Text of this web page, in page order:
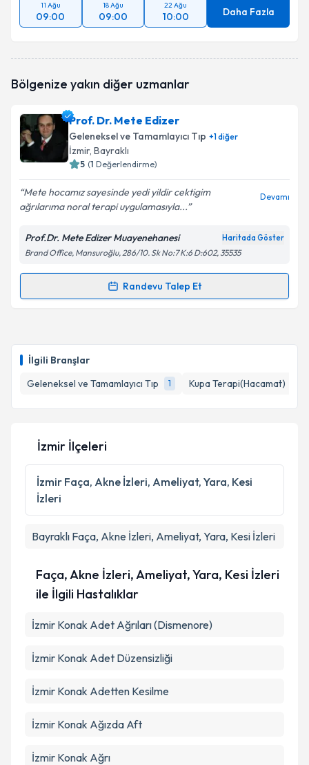
İlgili Branşlar
Geleneksel ve Tamamlayıcı Tıp
1 Kupa Terapi(Hacamat)
11 Ağu
09:00
18 Ağu
09:00
22 Ağu
10:00 Daha Fazla
Bölgenize yakın diğer uzmanlar
Prof. Dr. Mete Edizer
Geleneksel ve Tamamlayıcı Tıp +1diğer
İzmir, Bayraklı
5 (1 Değerlendirme)
Mete hocamız sayesinde yedi yildir cektigim
ağrılarıma noral terapi uygulamasıyla...
Devamı
Prof.Dr. Mete Edizer Muayenehanesi Haritada Göster
Brand Office, Mansuroğlu, 286/10. Sk No:7 K:6 D:602, 35535
Randevu Talep Et
Randevu Takvimi Talebi
takvim hazırlandığında e-posta ile bilgilendireceğiz.
Kişisel verilerimin işlenmesine ilişkinAydınlatma
Metni
'ni okudum ve kişisel verilerimin belirtilen
kapsamda işlenmesini kabul ediyorum.
Takvim Talebini Gönder
İzmir İlçeleri
İzmir Faça, Akne İzleri, Ameliyat, Yara, Kesi
İzleri
Bayraklı Faça, Akne İzleri, Ameliyat, Yara, Kesi İzleri
Faça, Akne İzleri, Ameliyat, Yara, Kesi İzleri
ile İlgili Hastalıklar
İzmir Konak Adet Ağrıları (Dismenore)
İzmir Konak Adet Düzensizliği
İzmir Konak Adetten Kesilme
İzmir Konak Ağızda Aft
İzmir Konak Ağrı